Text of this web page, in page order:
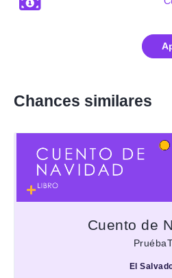
Chances similares
Cuento de
El